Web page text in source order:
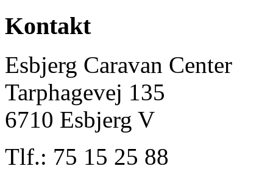
Kontakt
Esbjerg Caravan Center
Tarphagevej 135
6710 Esbjerg V
Tlf.: 75 15 25 88